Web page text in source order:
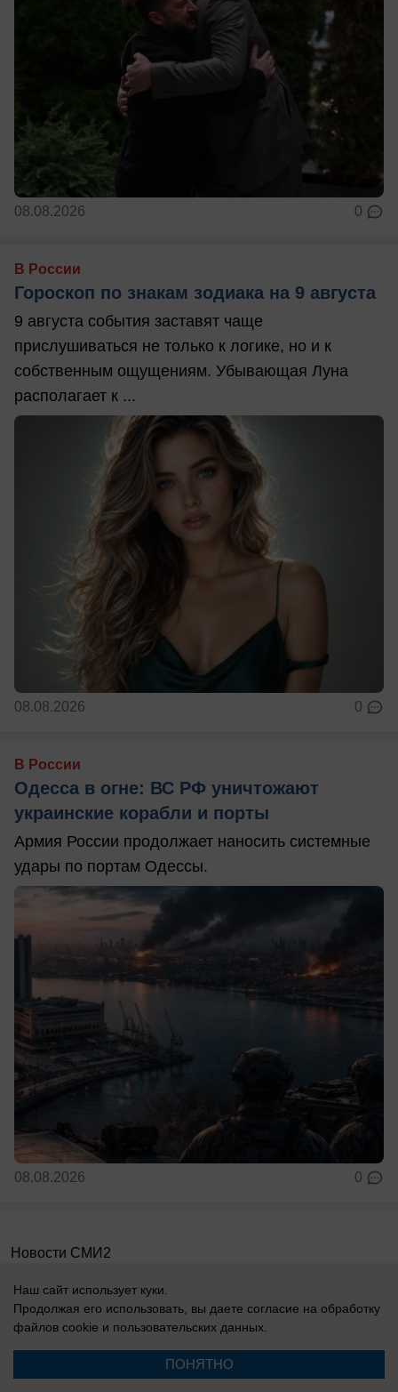
08.08.2026 0
В России
Гороскоп по знакам зодиака на 9 августа
9 августа события заставят чаще
прислушиваться не только к логике, но и к
собственным ощущениям. Убывающая Луна
располагает к ...
08.08.2026 0
В России
Одесса в огне: ВС РФ уничтожают
украинские корабли и порты
Армия России продолжает наносить системные
удары по портам Одессы.
08.08.2026 0
Новости СМИ2
Реклама на сайте
Наш сайт использует куки.
Продолжая его использовать, вы даете согласие на обработку
файлов cookie и пользовательских данных.
ПОНЯТНО